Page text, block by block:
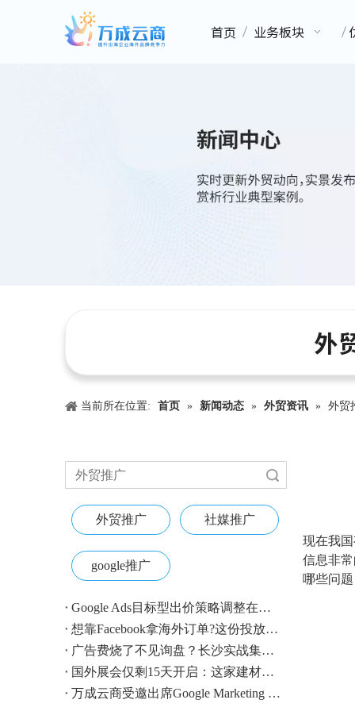
首页 业务板块
外
当前所在位置: 首页 » 新闻动态 » 外贸资讯 » 外贸
外贸推广 社媒推广
google推广
Google Ads目标型出价策略调整在即：外贸账户请提前校准
想靠Facebook拿海外订单?这份投放指南收好
广告费烧了不见询盘？长沙实战集训即将开营，教您SEM投放+GEO流量收割，把预算变成真订单
国外展会仅剩15天开启：这家建材B2B企业如何用$4.1撬动近500条本地经销商线索？
万成云商受邀出席Google Marketing Live 2026，以AI之力领航出海增长新浪潮
现在我
信息非
哪些问